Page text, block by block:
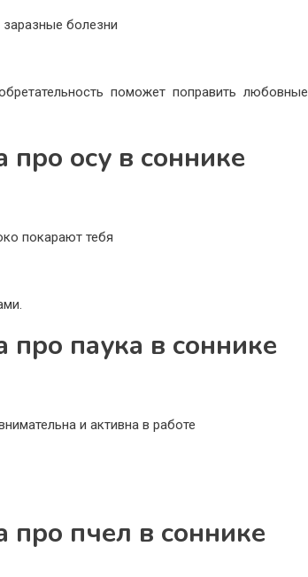
болезни
поможет поправить любовные
про осу в соннике
покарают тебя
про паука в соннике
и активна в работе
про пчел в соннике